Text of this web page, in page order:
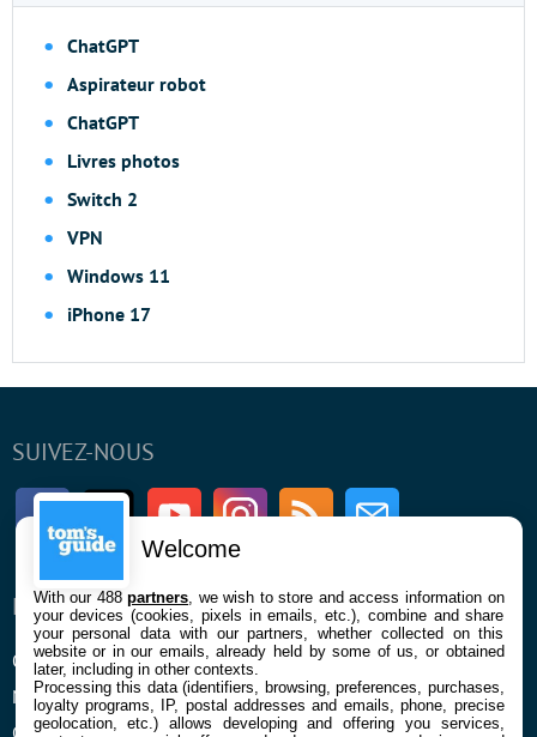
ChatGPT
Aspirateur robot
ChatGPT
Livres photos
Switch 2
VPN
Windows 11
iPhone 17
SUIVEZ-NOUS
FacebookTwitter Youtube InstagramRSS Newsletter
ENTREPRISE
Qui sommes nous
Mentions légales et CGU
Confidentialité et Cookies
À PROPOS
La rédaction
Contact
Welcome
With our 488partners , we wish to store and access information on
your devices (cookies, pixels in emails, etc.), combine and share
your personal data with our partners, whether collected on this
website or in our emails, already held by some of us, or obtained
later, including in other contexts.
Processing this data (identifiers, browsing, preferences, purchases,
loyalty programs, IP, postal addresses and emails, phone, precise
geolocation, etc.) allows developing and offering you services,